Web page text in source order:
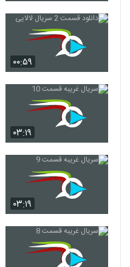
۰۰:۵۹
۰۳:۱۹
۰۳:۱۹